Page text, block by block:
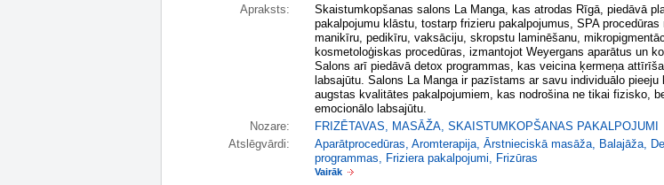
Apraksts:
Skaistumkopšanas salons La Manga, kas atrodas Rīgā, piedāvā
pakalpojumu klāstu, tostarp frizieru pakalpojumus, SPA procedūras
manikīru, pedikīru, vaksāciju, skropstu laminēšanu,
kosmetoloģiskas procedūras, izmantojot Weyergans aparātus un
Salons arī piedāvā detox programmas, kas veicina ķermeņa
labsajūtu. Salons La Manga ir pazīstams ar savu individuālo pieeju
augstas kvalitātes pakalpojumiem, kas nodrošina ne tikai fizisko,
emocionālo labsajūtu.
Nozare:
FRIZĒTAVAS, MASĀŽA, SKAISTUMKOPŠANAS PAKALPOJUMI
Atslēgvārdi:
Aparātprocedūras, Aromterapija, Ārstnieciskā masāža, Balajāža,
programmas, Friziera pakalpojumi, Frizūras
Vairāk